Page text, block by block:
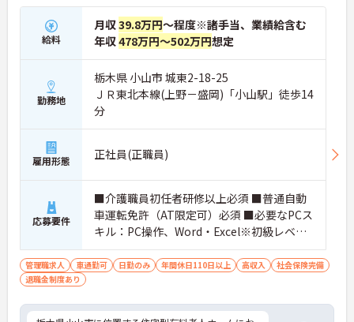
給料
月収39.8万円～程度※諸手当、業績給含む
年収478万円～502万円想定
勤務地
栃木県 小山市 城東2-18-25
ＪＲ東北本線(上野－盛岡)「小山駅」徒歩14
分
雇用形態 正社員(正職員)
応募要件
■介護職員初任者研修以上必須 ■普通自動
車運転免許（AT限定可）必須 ■必要なPCス
キル：PC操作、Word・Excel※初級レベル
以上
管理職求人 車通勤可 日勤のみ 年間休日110日以上 高収入
社会保険完備
退職金制度あり